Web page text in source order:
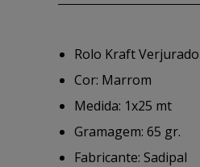
Rolo Kraft Verjurado
Cor: Marrom
Medida: 1x25 mt
Gramagem: 65 gr.
Fabricante: Sadipal